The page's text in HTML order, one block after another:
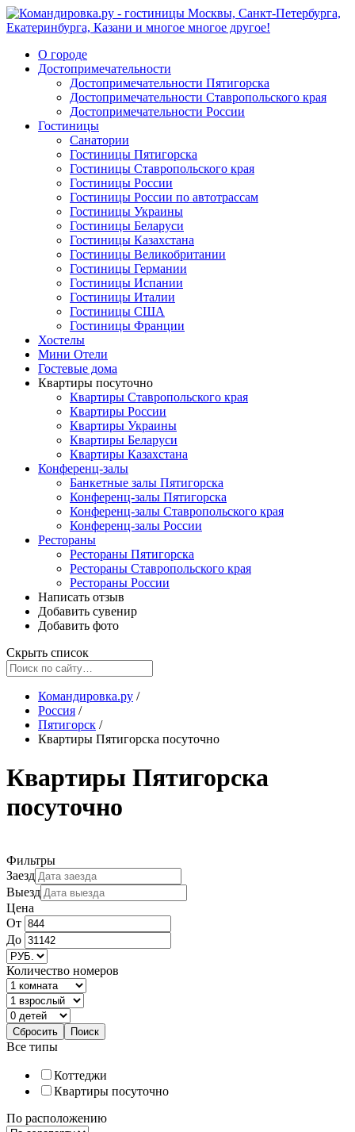
О городе
Достопримечательности
Достопримечательности Пятигорска
Достопримечательности Ставропольского края
Достопримечательности России
Гостиницы
Санатории
Гостиницы Пятигорска
Гостиницы Ставропольского края
Гостиницы России
Гостиницы России по автотрассам
Гостиницы Украины
Гостиницы Беларуси
Гостиницы Казахстана
Гостиницы Великобритании
Гостиницы Германии
Гостиницы Испании
Гостиницы Италии
Гостиницы США
Гостиницы Франции
Хостелы
Мини Отели
Гостевые дома
Квартиры посуточно
Квартиры Ставропольского края
Квартиры России
Квартиры Украины
Квартиры Беларуси
Квартиры Казахстана
Конференц-залы
Банкетные залы Пятигорска
Конференц-залы Пятигорска
Конференц-залы Ставропольского края
Конференц-залы России
Рестораны
Рестораны Пятигорска
Рестораны Ставропольского края
Рестораны России
Написать отзыв
Добавить сувенир
Добавить фото
Скрыть список
Командировка.ру /
Россия /
Пятигорск /
Квартиры Пятигорска посуточно
Квартиры Пятигорска
посуточно
Фильтры
Заезд
Выезд
Цена
От
До
Количество номеров
Все типы
Коттеджи
Квартиры посуточно
По расположению